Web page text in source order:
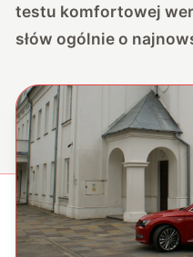
testu komfortowej
słów ogólnie o